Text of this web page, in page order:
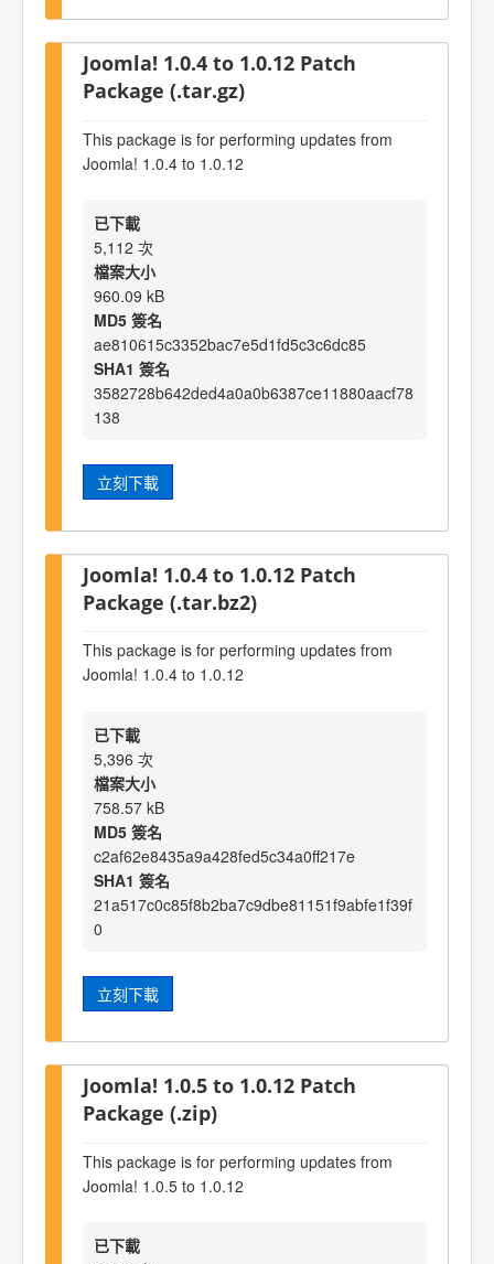
Joomla! 1.0.4 to 1.0.12 Patch
Package (.tar.gz)
This package is for performing updates from
Joomla! 1.0.4 to 1.0.12
已下載
5,112 次
檔案大小
960.09 kB
MD5 簽名
ae810615c3352bac7e5d1fd5c3c6dc85
SHA1 簽名
3582728b642ded4a0a0b6387ce11880aacf78
138
立刻下載
Joomla! 1.0.4 to 1.0.12 Patch
Package (.tar.bz2)
This package is for performing updates from
Joomla! 1.0.4 to 1.0.12
已下載
5,396 次
檔案大小
758.57 kB
MD5 簽名
c2af62e8435a9a428fed5c34a0ff217e
SHA1 簽名
21a517c0c85f8b2ba7c9dbe81151f9abfe1f39f
0
立刻下載
Joomla! 1.0.5 to 1.0.12 Patch
Package (.zip)
This package is for performing updates from
Joomla! 1.0.5 to 1.0.12
已下載